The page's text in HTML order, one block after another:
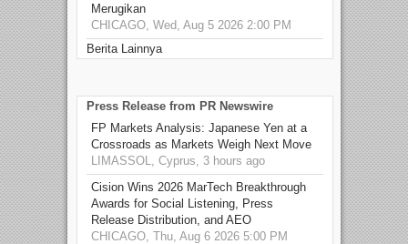
Merugikan
CHICAGO, Wed, Aug 5 2026 2:00 PM
Berita Lainnya
Press Release from PR Newswire
FP Markets Analysis: Japanese Yen at a
Crossroads as Markets Weigh Next Move
LIMASSOL, Cyprus, 3 hours ago
Cision Wins 2026 MarTech Breakthrough
Awards for Social Listening, Press
Release Distribution, and AEO
CHICAGO, Thu, Aug 6 2026 5:00 PM